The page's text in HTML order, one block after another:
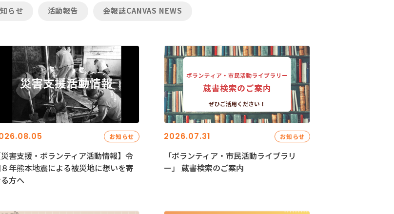
らせ 活動報告 会報誌CANVAS NEWS
お知らせ
災害支援・ボランティア活動情報】令
年熊本地震による被災地に想いを寄
方へ
2026.07.31 お知らせ
「ボランティア・市民活動ライブラリ
ー」 蔵書検索のご案内